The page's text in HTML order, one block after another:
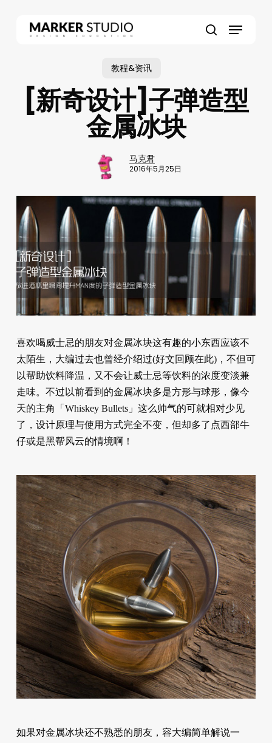
Menu
教程&资讯
[新奇设计]子弹造型
金属冰块
马克君
2016年5月25日
喜欢喝威士忌的朋友对金属冰块这有趣的小东西应该不
太陌生，大编过去也曾经介绍过(好文回顾在此)，不但可
以帮助饮料降温，又不会让威士忌等饮料的浓度变淡兼
走味。不过以前看到的金属冰块多是方形与球形，像今
天的主角「Whiskey Bullets」这么帅气的可就相对少见
了，设计原理与使用方式完全不变，但却多了点西部牛
仔或是黑帮风云的情境啊！
如果对金属冰块还不熟悉的朋友，容大编简单解说一